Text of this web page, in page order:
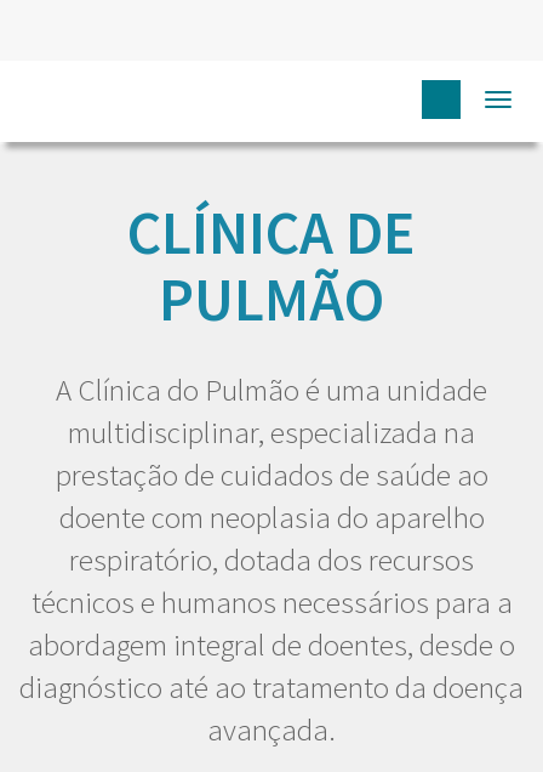
CLÍNICA DE
PULMÃO
A Clínica do Pulmão é uma unidade
multidisciplinar, especializada na
prestação de cuidados de saúde ao
doente com neoplasia do aparelho
respiratório, dotada dos recursos
técnicos e humanos necessários para a
abordagem integral de doentes, desde o
diagnóstico até ao tratamento da doença
avançada.